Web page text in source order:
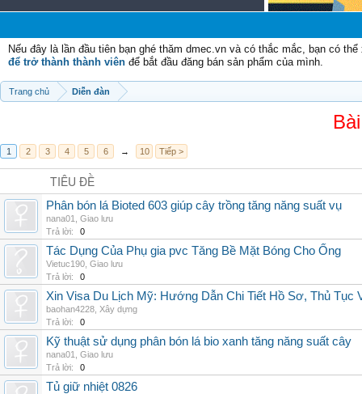
Nếu đây là lần đầu tiên bạn ghé thăm dmec.vn và có thắc mắc, bạn có
để trở thành thành viên để bắt đầu đăng bán sản phẩm của mình.
Trang chủ Diễn đàn
1 2 3 4 5 6 → 10 Tiếp >
TIÊU ĐỀ
Phân bón lá Bioted 603 giúp cây trồng tăng năng suất vụ
nana01
Giao lưu
Trả lời:
0
Tác Dụng Của Phụ gia pvc Tăng Bề Mặt Bóng Cho Ống
Vietuc190 Giao lưu
Trả lời:
0
Xin Visa Du Lịch Mỹ: Hướng Dẫn Chi Tiết Hồ Sơ, Thủ Tục
baohan4228 Xây dựng
Trả lời:
0
Kỹ thuật sử dụng phân bón lá bio xanh tăng năng suất cây
nana01
Giao lưu
Trả lời:
0
Tủ giữ nhiệt 0826